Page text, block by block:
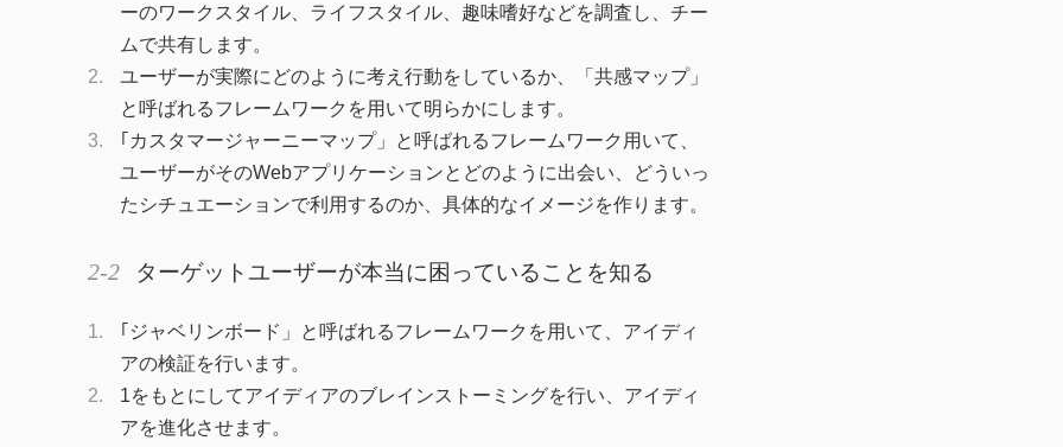
ーのワークスタイル、ライフスタイル、趣味嗜好などを調査し、チー
ムで共有します。
ユーザーが実際にどのように考え行動をしているか、「共感マップ」
と呼ばれるフレームワークを用いて明らかにします。
｢カスタマージャーニーマップ」と呼ばれるフレームワーク用いて、
ユーザーがそのWebアプリケーションとどのように出会い、どういっ
たシチュエーションで利用するのか、具体的なイメージを作ります。
ターゲットユーザーが本当に困っていることを知る
｢ジャベリンボード」と呼ばれるフレームワークを用いて、アイディ
アの検証を行います。
1をもとにしてアイディアのブレインストーミングを行い、アイディ
アを進化させます。